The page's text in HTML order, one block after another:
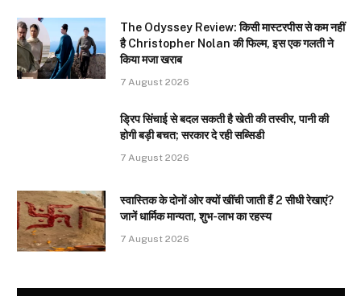
The Odyssey Review: किसी मास्टरपीस से कम नहीं
है Christopher Nolan की फिल्म, इस एक गलती ने
किया मजा खराब
7 August 2026
ड्रिप सिंचाई से बदल सकती है खेती की तस्वीर, पानी की
होगी बड़ी बचत; सरकार दे रही सब्सिडी
7 August 2026
स्वास्तिक के दोनों ओर क्यों खींची जाती हैं 2 सीधी रेखाएं?
जानें धार्मिक मान्यता, शुभ-लाभ का रहस्य
7 August 2026